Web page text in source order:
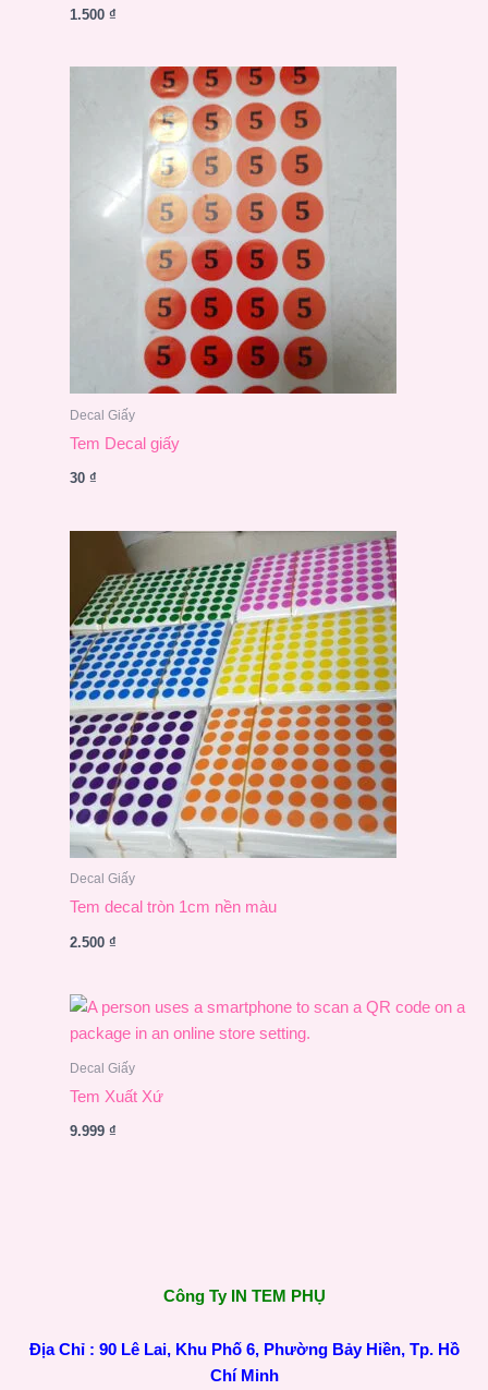
1.500 ₫
Decal Giấy
Tem Decal giấy
30 ₫
Decal Giấy
Tem decal tròn 1cm nền màu
2.500 ₫
Decal Giấy
Tem Xuất Xứ
9.999 ₫
Công Ty IN TEM PHỤ
Địa Chỉ : 90 Lê Lai, Khu Phố 6, Phường Bảy Hiền, Tp. Hồ
Chí Minh